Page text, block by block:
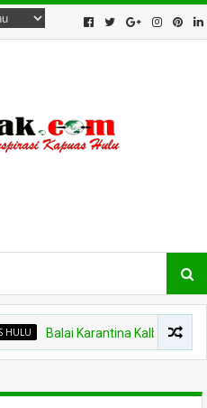
Balai Karantina Kalbar Tinjau Jalur